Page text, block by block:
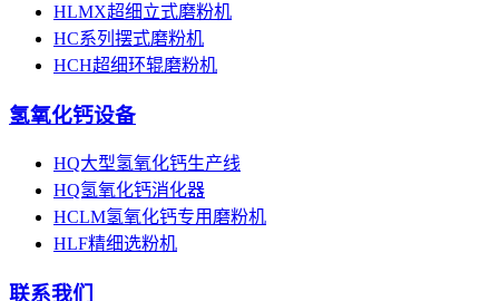
HLMX超细立式磨粉机
HC系列摆式磨粉机
HCH超细环辊磨粉机
氢氧化钙设备
HQ大型氢氧化钙生产线
HQ氢氧化钙消化器
HCLM氢氧化钙专用磨粉机
HLF精细选粉机
联系我们